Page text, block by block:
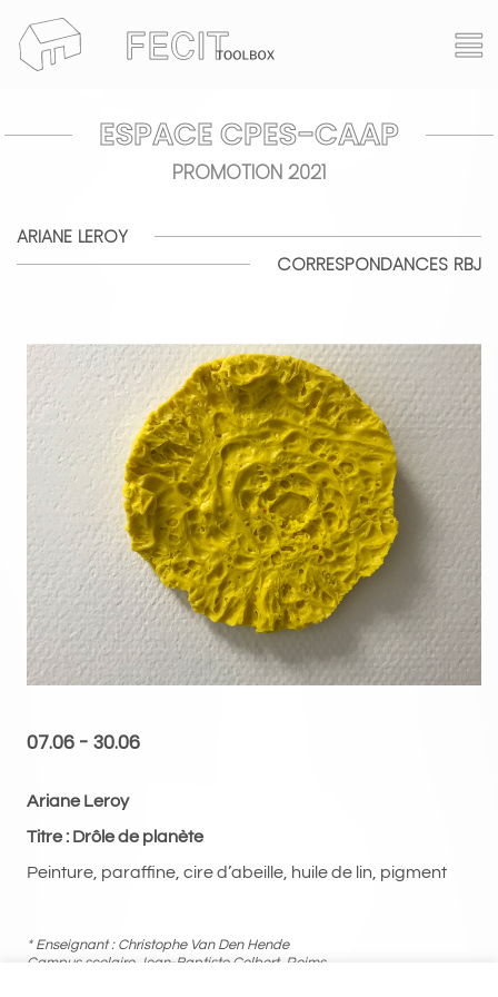
FECITtoolbox
événements
performances
résidences
compagnie
artistes
espace cpes caap
archives
événements
expositions
performances
résidences
contact
ESPACE CPES-CAAP
PROMOTION 2021
ARIANE LEROY
CORRESPONDANCES RBJ
07.06 - 30.06
Ariane Leroy
Titre : Drôle de planète
Peinture, paraffine, cire d’abeille, huile de lin, pigment
* Enseignant : Christophe Van Den Hende
Campus scolaire Jean-Baptiste Colbert, Reims